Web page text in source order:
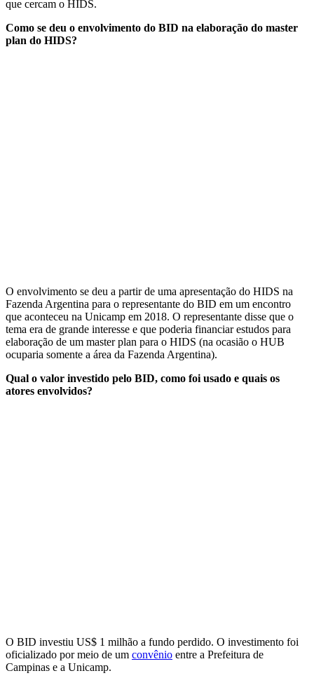
que cercam o HIDS.
Como se deu o envolvimento do BID na elaboração do master
plan do HIDS?
O envolvimento se deu a partir de uma apresentação do HIDS na
Fazenda Argentina para o representante do BID em um encontro
que aconteceu na Unicamp em 2018. O representante disse que o
tema era de grande interesse e que poderia financiar estudos para
elaboração de um master plan para o HIDS (na ocasião o HUB
ocuparia somente a área da Fazenda Argentina).
Qual o valor investido pelo BID, como foi usado e quais os
atores envolvidos?
O BID investiu US$ 1 milhão a fundo perdido. O investimento foi
oficializado por meio de um convênio entre a Prefeitura de
Campinas e a Unicamp.